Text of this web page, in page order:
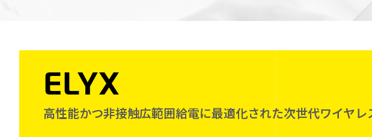
ELYX
高性能かつ非接触広範囲給電に最適化された次世代ワイヤレ